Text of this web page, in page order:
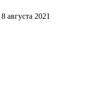
8 августа 2021